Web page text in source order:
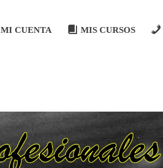
MI CUENTA MIS CURSOS